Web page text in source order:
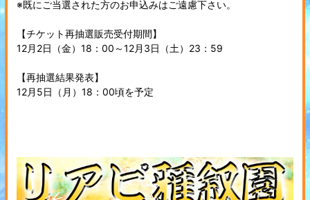
※既にご当選された方のお申込みはご遠慮下さい。
【チケット再抽選販売受付期間】
12月2日（金）18：00～12月3日（土）23：59
【再抽選結果発表】
12月5日（月）18：00頃を予定